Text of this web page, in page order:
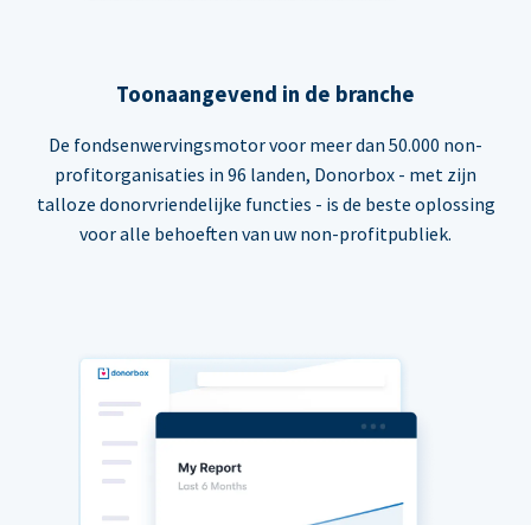
Toonaangevend in de branche
De fondsenwervingsmotor voor meer dan 50.000 non-
profitorganisaties in 96 landen, Donorbox - met zijn
talloze donorvriendelijke functies - is de beste oplossing
voor alle behoeften van uw non-profitpubliek.